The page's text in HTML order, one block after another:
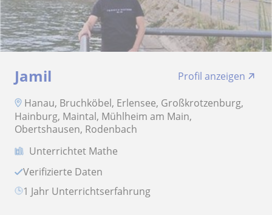
Jamil
Profil anzeigen
Hanau, Bruchköbel, Erlensee, Großkrotzenburg,
Hainburg, Maintal, Mühlheim am Main,
Obertshausen, Rodenbach
Unterrichtet Mathe
Verifizierte Daten
1 Jahr Unterrichtserfahrung